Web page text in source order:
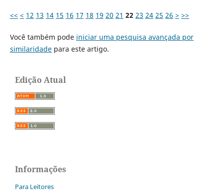
<< < 12 13 14 15 16 17 18 19 20 21 22 23 24 25 26 > >>
Você também pode iniciar uma pesquisa avançada por
similaridadepara este artigo.
Edição Atual
Informações
Para Leitores